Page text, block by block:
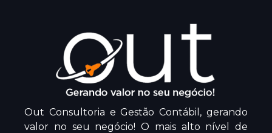
Out Consultoria e Gestão Contábil, gerando
valor no seu negócio! O mais alto nível de